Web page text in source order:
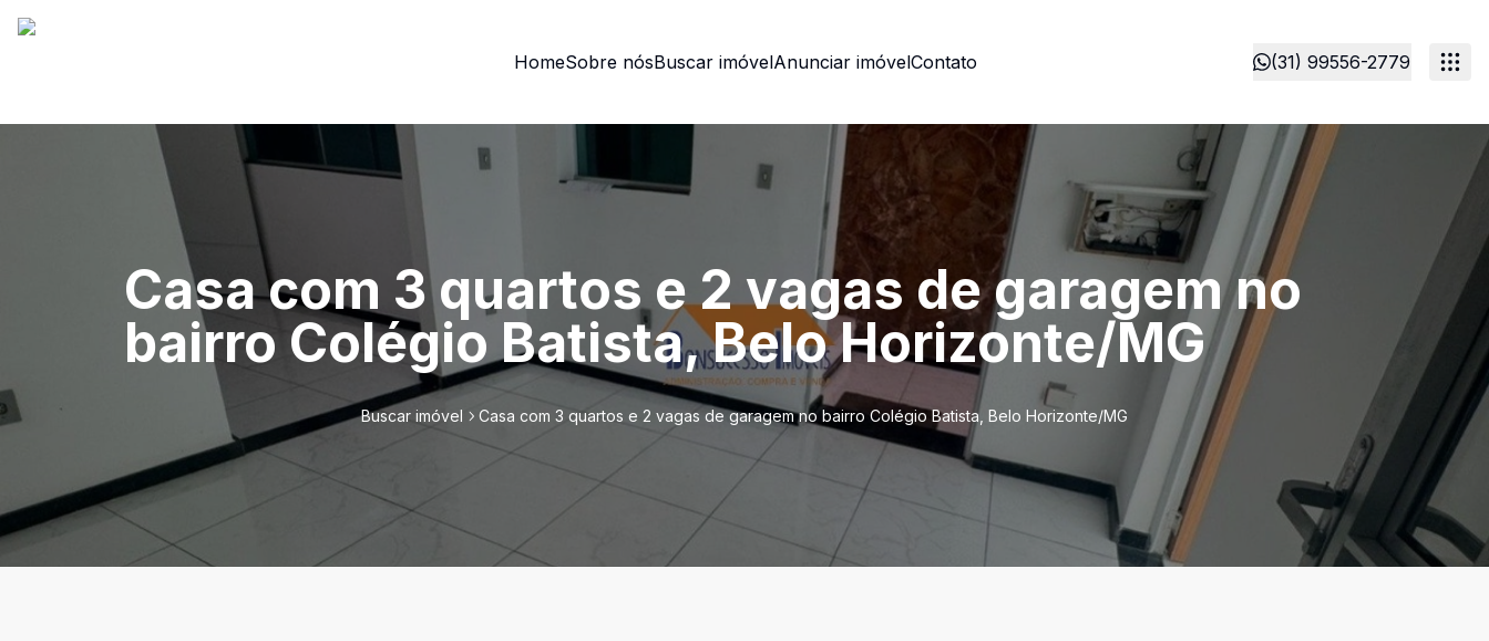
HomeSobre nósBuscar imóvelAnunciar imóvelContato (31) 99556-2779
Casa com 3 quartos e 2 vagas de garagem no
bairro Colégio Batista, Belo Horizonte/MG
Buscar imóvel Casa com 3 quartos e 2 vagas de garagem no bairro Colégio Batista, Belo Horizonte/MG